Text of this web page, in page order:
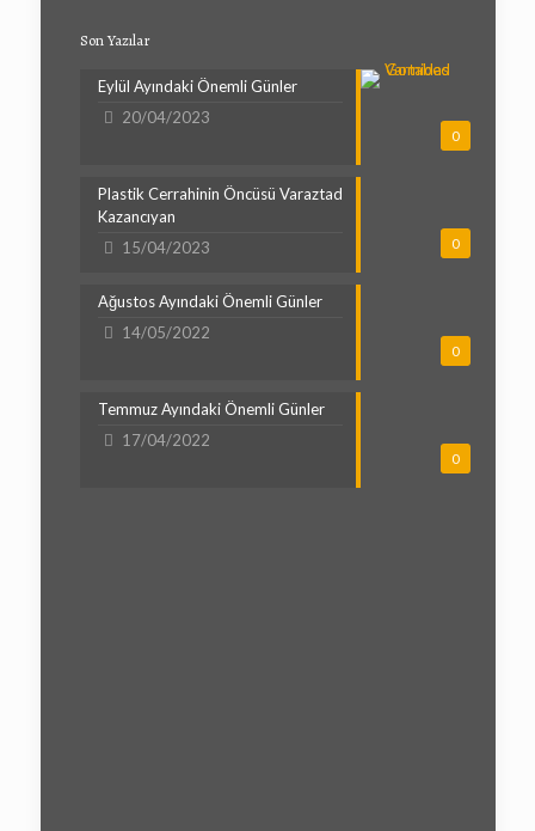
Son Yazılar
0
Eylül Ayındaki Önemli Günler
20/04/2023
0
Plastik Cerrahinin Öncüsü Varaztad
Kazancıyan
15/04/2023
0
Ağustos Ayındaki Önemli Günler
14/05/2022
0
Temmuz Ayındaki Önemli Günler
17/04/2022